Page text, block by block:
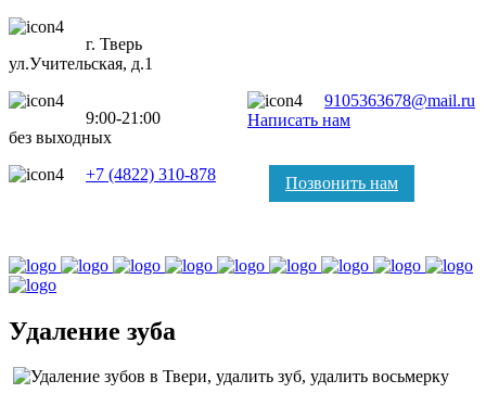
г. Тверь
ул.Учительская, д.1
9:00-21:00
без выходных
9105363678@mail.ru
Написать нам
+7 (4822) 310-878 Позвонить нам
Удаление зуба